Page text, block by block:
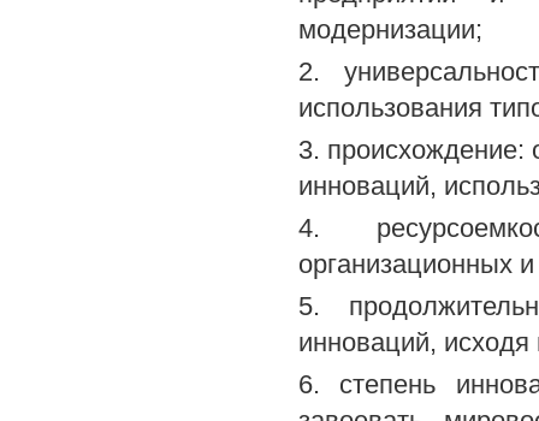
модернизации;
2.
использования
3. происхождение:
инноваций,
4.
организационных
5.
инноваций,
6. степень